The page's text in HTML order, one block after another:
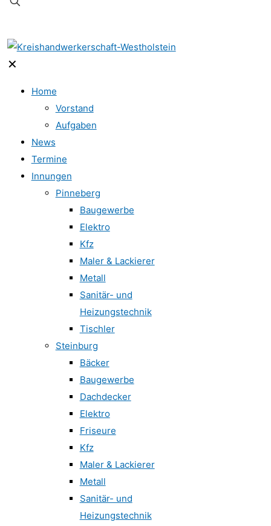
✕
Home
Vorstand
Aufgaben
News
Termine
Innungen
Pinneberg
Baugewerbe
Elektro
Kfz
Maler & Lackierer
Metall
Sanitär- und
Heizungstechnik
Tischler
Steinburg
Bäcker
Baugewerbe
Dachdecker
Elektro
Friseure
Kfz
Maler & Lackierer
Metall
Sanitär- und
Heizungstechnik